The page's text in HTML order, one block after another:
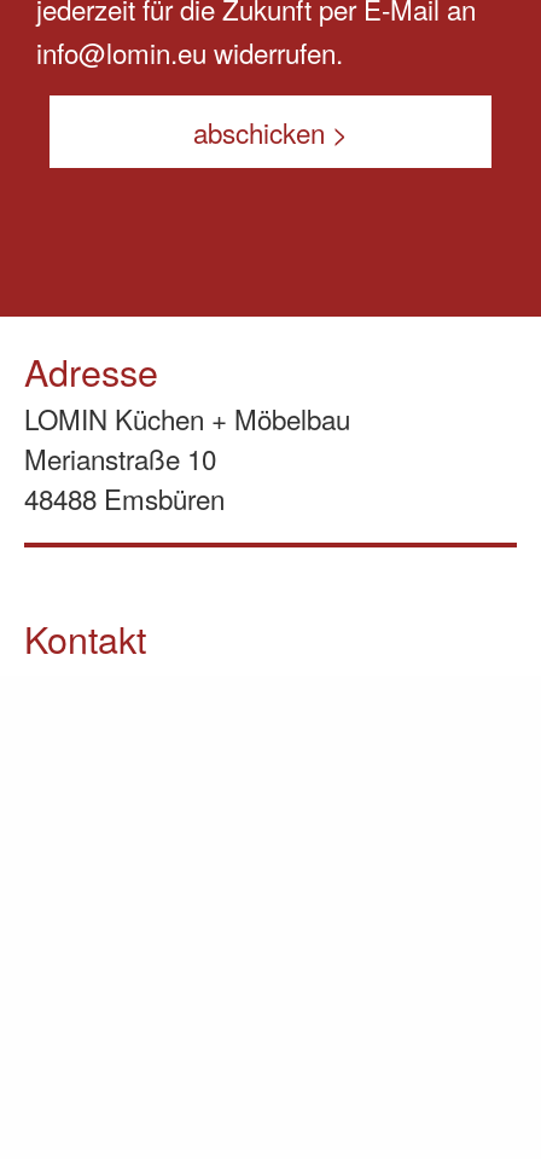
jederzeit für die Zukunft per E-Mail an
info@lomin.eu widerrufen.
Adresse
LOMIN Küchen + Möbelbau
Merianstraße 10
48488 Emsbüren
Kontakt